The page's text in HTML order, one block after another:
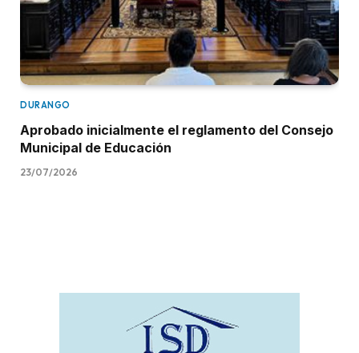
DURANGO
Aprobado inicialmente el reglamento del Consejo
Municipal de Educación
23/07/2026